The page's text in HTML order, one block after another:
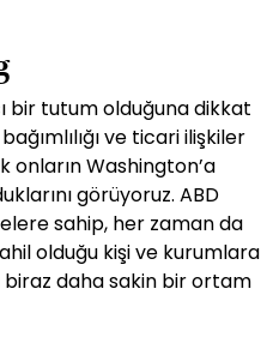
bir tutum olduğuna dikkat
ve ticari ilişkiler
onların Washington’a
görüyoruz. ABD
sahip, her zaman da
olduğu kişi ve kurumlara
biraz daha sakin bir ortam